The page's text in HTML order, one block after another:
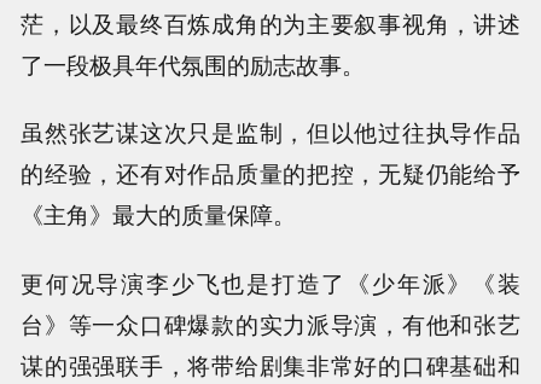
茫，以及最终百炼成角的为主要叙事视角，讲述
了一段极具年代氛围的励志故事。
虽然张艺谋这次只是监制，但以他过往执导作品
的经验，还有对作品质量的把控，无疑仍能给予
《主角》最大的质量保障。
更何况导演李少飞也是打造了《少年派》《装
台》等一众口碑爆款的实力派导演，有他和张艺
谋的强强联手，将带给剧集非常好的口碑基础和